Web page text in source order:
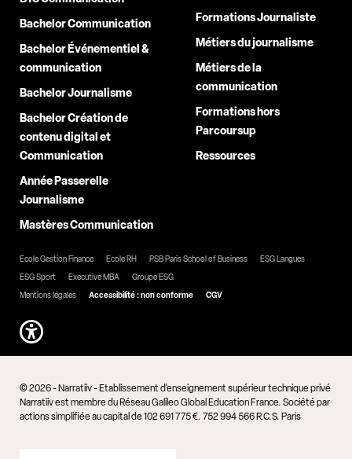
Bachelor Communication
Bachelor Événementiel &
communication
Bachelor Journalisme
Bachelor Création de
contenu digital et
Communication
Année Passerelle
Journalisme
Mastères Communication
Formations Journaliste
Métiers du journalisme
Métiers de la
communication
Formations hors
Parcoursup
Ressources
Ecole Gestion Finance Ecole RH PSB Paris School of Business
ESG Langues
ESG Sport
Executive MBA
Groupe ESG
Mentions légales
Accessibilité : non conforme CGV
© 2026 - Narratiiv - Etablissement d'enseignement supérieur technique privé
Narratiiv est membre du Réseau Galileo Global Education France. Société par
actions simplifiée au capital de 102 691 775 €. 752 994 566 R.C.S. Paris